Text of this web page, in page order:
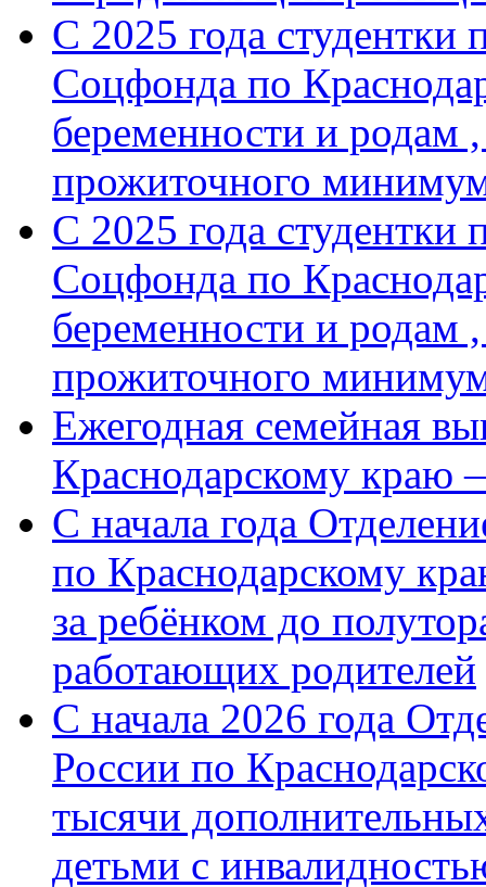
С 2025 года студентки
Соцфонда по
беременности и родам
прожиточного
С 2025 года студентки
Соцфонда по
беременности и родам
прожиточного
Ежегодная семейная
Краснодарскому краю
С начала года
по Краснодарскому
за ребёнком до
работающих родителей
С начала 2026 года
России по
тысячи
детьми с